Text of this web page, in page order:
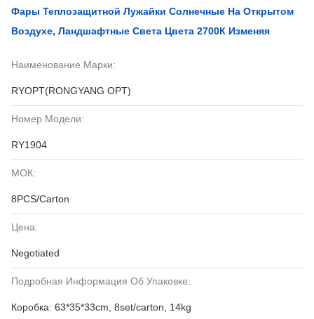
Фары Теплозащитной Лужайки Солнечные На Открытом
Воздухе, Ландшафтные Света Цвета 2700К Изменяя
Наименование Марки:
RYOPT(RONGYANG OPT)
Номер Модели:
RY1904
МОК:
8PCS/Carton
Цена:
Negotiated
Подробная Информация Об Упаковке:
Коробка: 63*35*33cm, 8set/carton, 14kg